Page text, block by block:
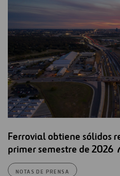
Ferrovial obtiene sólidos
primer semestre de 2026
NOTAS DE PRENSA